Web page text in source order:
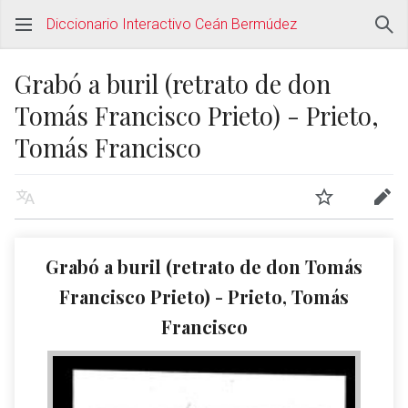
Diccionario Interactivo Ceán Bermúdez
Grabó a buril (retrato de don
Tomás Francisco Prieto) - Prieto,
Tomás Francisco
Grabó a buril (retrato de don Tomás
Francisco Prieto) - Prieto, Tomás
Francisco